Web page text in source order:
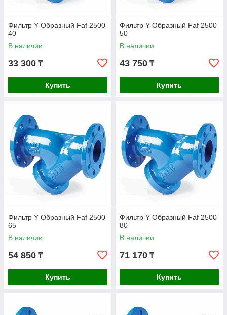
Фильтр Y-Образный Faf 2500
40
В наличии
33 300 ₸
Купить
Фильтр Y-Образный Faf 2500
50
В наличии
43 750 ₸
Купить
Фильтр Y-Образный Faf 2500
65
В наличии
54 850 ₸
Купить
Фильтр Y-Образный Faf 2500
80
В наличии
71 170 ₸
Купить